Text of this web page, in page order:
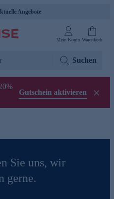
Angebote
Mein Konto Warenkorb
Suchen
Gutschein aktivieren
Sie uns, wir
gerne.